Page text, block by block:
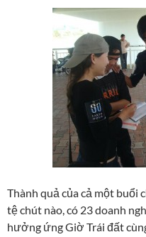
Thành quả của cả một buổi
tệ chút nào, có 23 doanh
hưởng ứng Giờ Trái đất